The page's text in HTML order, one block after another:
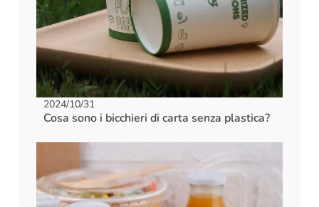
2024/10/31
Cosa sono i bicchieri di carta senza plastica?